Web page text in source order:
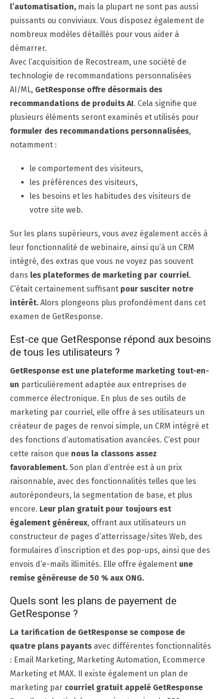
l’automatisation, mais la plupart ne sont pas aussi
puissants ou conviviaux. Vous disposez également de
nombreux modèles détaillés pour vous aider à
démarrer.
Avec l’acquisition de Recostream, une société de
technologie de recommandations personnalisées
AI/ML, GetResponse offre désormais des
recommandations de produits AI. Cela signifie que
plusieurs éléments seront examinés et utilisés pour
formuler des recommandations personnalisées,
notamment :
le comportement des visiteurs,
les préférences des visiteurs,
les besoins et les habitudes des visiteurs de
votre site web.
Sur les plans supérieurs, vous avez également accès à
leur fonctionnalité de webinaire, ainsi qu’à un CRM
intégré, des extras que vous ne voyez pas souvent
dans les plateformes de marketing par courriel.
C’était certainement suffisant pour susciter notre
intérêt. Alors plongeons plus profondément dans cet
examen de GetResponse.
Est-ce que GetResponse répond aux besoins
de tous les utilisateurs ?
GetResponse est une plateforme marketing tout-en-
un particulièrement adaptée aux entreprises de
commerce électronique. En plus de ses outils de
marketing par courriel, elle offre à ses utilisateurs un
créateur de pages de renvoi simple, un CRM intégré et
des fonctions d’automatisation avancées. C’est pour
cette raison que nous la classons assez
favorablement. Son plan d’entrée est à un prix
raisonnable, avec des fonctionnalités telles que les
autorépondeurs, la segmentation de base, et plus
encore. Leur plan gratuit pour toujours est
également généreux, offrant aux utilisateurs un
constructeur de pages d’atterrissage/sites Web, des
formulaires d’inscription et des pop-ups, ainsi que des
envois d’e-mails illimités. Elle offre également une
remise généreuse de 50 % aux ONG.
Quels sont les plans de payement de
GetResponse ?
La tarification de GetResponse se compose de
quatre plans payants avec différentes fonctionnalités
: Email Marketing, Marketing Automation, Ecommerce
Marketing et MAX. Il existe également un plan de
marketing par courriel gratuit appelé GetResponse